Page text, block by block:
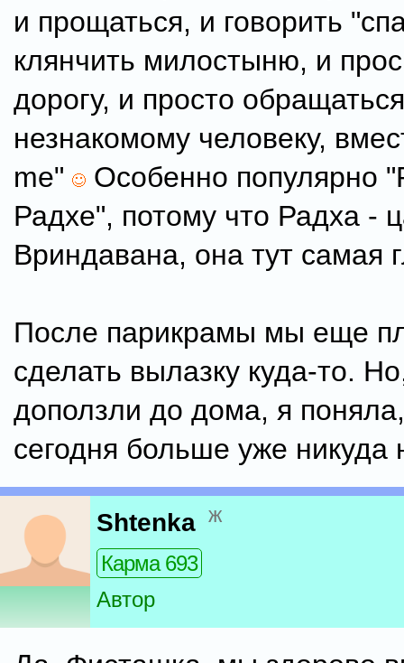
и прощаться, и говорить
клянчить милостыню, и
дорогу, и просто
незнакомому человеку,
me"
Особенно популярно
Радхе", потому что Радха -
Вриндавана, она тут самая
После парикрамы мы еще
сделать вылазку куда-то.
доползли до дома, я
сегодня больше уже
Shtenka ж
Карма 693
Автор